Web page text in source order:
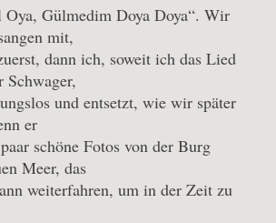
Oya, Gülmedim Doya Doya“. Wir
mit,
dann ich, soweit ich das Lied
Schwager,
und entsetzt, wie wir später
er
schöne Fotos von der Burg
Meer, das
weiterfahren, um in der Zeit zu